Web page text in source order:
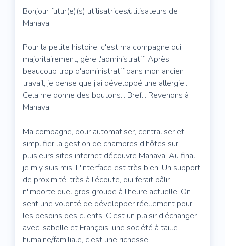
Bonjour futur(e)(s) utilisatrices/utilisateurs de
Manava !
Pour la petite histoire, c'est ma compagne qui,
majoritairement, gère l'administratif. Après
beaucoup trop d'administratif dans mon ancien
travail, je pense que j'ai développé une allergie...
Cela me donne des boutons... Bref... Revenons à
Manava.
Ma compagne, pour automatiser, centraliser et
simplifier la gestion de chambres d'hôtes sur
plusieurs sites internet découvre Manava. Au final
je m'y suis mis. L'interface est très bien. Un support
de proximité, très à l'écoute, qui ferait pâlir
n'importe quel gros groupe à l'heure actuelle. On
sent une volonté de développer réellement pour
les besoins des clients. C'est un plaisir d'échanger
avec Isabelle et François, une société à taille
humaine/familiale, c'est une richesse.